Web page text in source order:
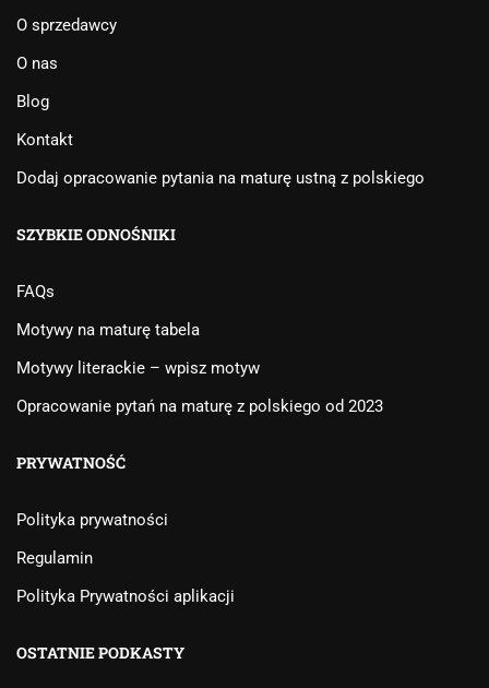
O sprzedawcy
O nas
Blog
Kontakt
Dodaj opracowanie pytania na maturę ustną z polskiego
SZYBKIE ODNOŚNIKI
FAQs
Motywy na maturę tabela
Motywy literackie – wpisz motyw
Opracowanie pytań na maturę z polskiego od 2023
PRYWATNOŚĆ
Polityka prywatności
Regulamin
Polityka Prywatności aplikacji
OSTATNIE PODKASTY